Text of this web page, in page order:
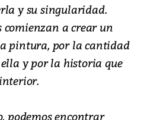
y su singularidad.
comienzan a crear un
pintura, por la cantidad
ella y por la historia que
podemos encontrar